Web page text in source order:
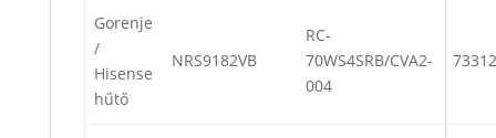
Gorenje
/
Hisense
hűtő
NRS9182VB
RC-
70WS4SRB/CVA2-
004